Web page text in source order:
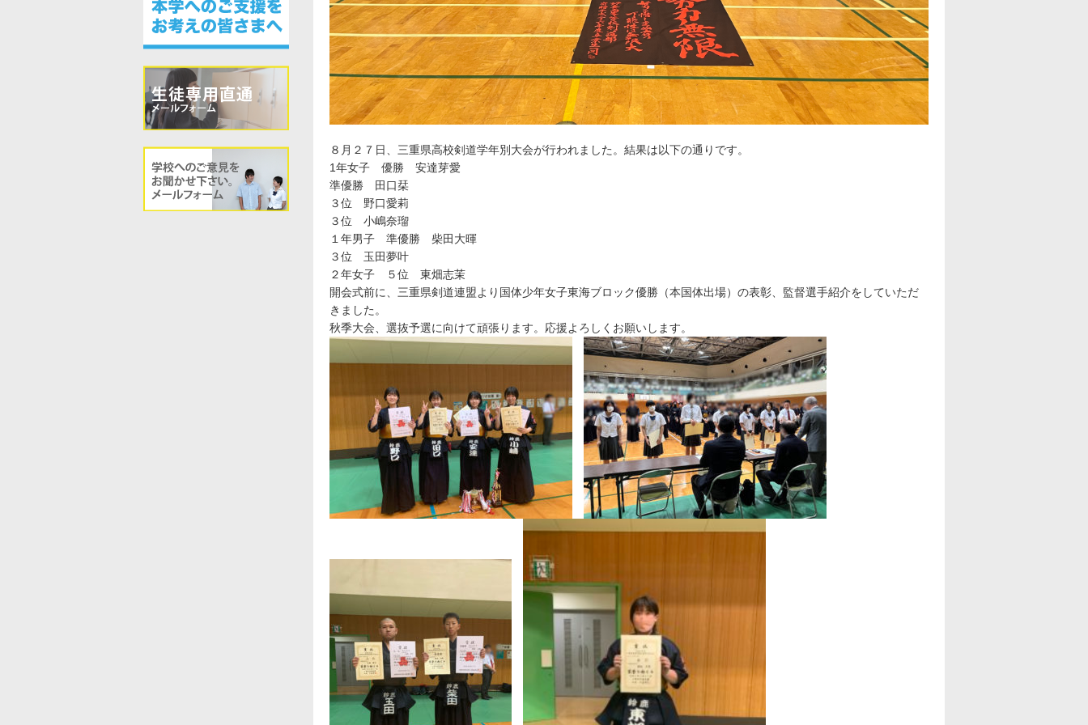
８月２７日、三重県高校剣道学年別大会が行われました。結果は以下の通りです。
1年女子 優勝 安達芽愛
準優勝 田口栞
３位 野口愛莉
３位 小嶋奈瑠
１年男子 準優勝 柴田大暉
３位 玉田夢叶
２年女子 ５位 東畑志茉
開会式前に、三重県剣道連盟より国体少年女子東海ブロック優勝（本国体出場）の表彰、監督選手紹介をしていただ
きました。
秋季大会、選抜予選に向けて頑張ります。応援よろしくお願いします。